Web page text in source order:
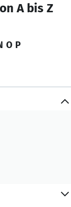
A bis Z
O P